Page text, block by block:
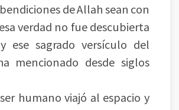
de Allah sean con
verdad no fue descubierta
ese sagrado versículo del
mencionado desde siglos
humano viajó al espacio y